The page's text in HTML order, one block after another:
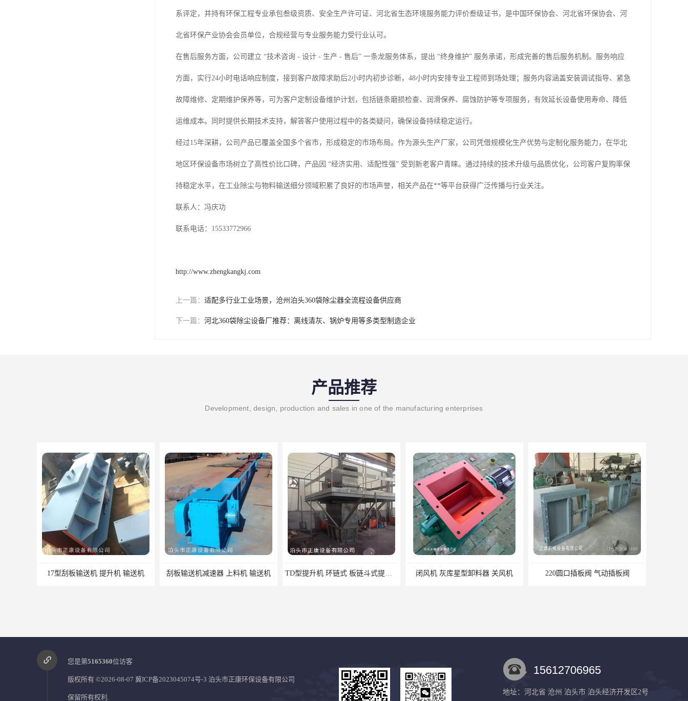
系评定，并持有环保工程专业承包叁级资质、安全生产许可证、河北省生态环境服务能力评价叁级证书，是中国环保协会、河北省环保协会、河
北省环保产业协会会员单位，合规经营与专业服务能力受行业认可。
在售后服务方面，公司建立 “技术咨询 - 设计 - 生产 - 售后” 一条龙服务体系，提出 “终身维护” 服务承诺，形成完善的售后服务机制。服务响应
方面，实行24小时电话响应制度，接到客户故障求助后2小时内初步诊断，48小时内安排专业工程师到场处理；服务内容涵盖安装调试指导、紧急
故障维修、定期维护保养等，可为客户定制设备维护计划，包括链条磨损检查、润滑保养、腐蚀防护等专项服务，有效延长设备使用寿命、降低
运维成本。同时提供长期技术支持，解答客户使用过程中的各类疑问，确保设备持续稳定运行。
经过15年深耕，公司产品已覆盖全国多个省市，形成稳定的市场布局。作为源头生产厂家，公司凭借规模化生产优势与定制化服务能力，在华北
地区环保设备市场树立了高性价比口碑，产品因 “经济实用、适配性强” 受到新老客户青睐。通过持续的技术升级与品质优化，公司客户复购率保
持稳定水平，在工业除尘与物料输送细分领域积累了良好的市场声誉，相关产品在**等平台获得广泛传播与行业关注。
联系人：冯庆功
联系电话：15533772966
http://www.zhengkangkj.com
上一篇： 适配多行业工业场景，沧州泊头360袋除尘器全流程设备供应商
下一篇： 河北360袋除尘设备厂推荐：离线清灰、锅炉专用等多类型制造企业
产品推荐
Development, design, production and sales in one of the manufacturing enterprises
17型刮板输送机 提升机 输送机 刮板输送机减速器 上料机 输送机 TD型提升机 环链式 板链斗式提升机 闭风机 灰库星型卸料器 关风机 220圆口插板阀 气动插板阀
您是第5165360位访客
版权所有 ©2026-08-07 冀ICP备2023045074号-3 泊头市正康环保设备有限公司
保留所有权利.
15612706965
地址：河北省 沧州 泊头市 泊头经济开发区2号